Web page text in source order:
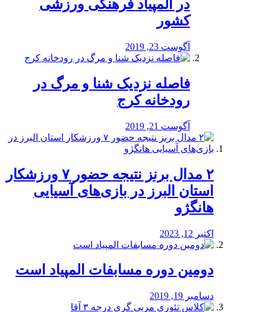
در المپیاد فرهنگی ورزشی
کشور
آگوست 23, 2019
️فاصله نزدیک شنا و مرگ در
رودخانه کرج
آگوست 21, 2019
۲ مدال برنز نتیجه حضور ۷ ورزشکار
استان البرز در بازی‌های آسیایی
هانگژو
اکتبر 12, 2023
دومین دوره مسابفات المپیاد است
دسامبر 19, 2019